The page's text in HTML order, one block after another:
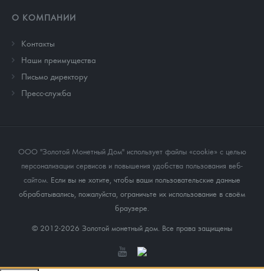
О КОМПАНИИ
Контакты
Наши преимущества
Письмо директору
Пресс-служба
ООО "Золотой Монетный Дом" использует файлы «cookie» с целью
персонализации сервисов и повышения удобства пользования веб-
сайтом. Если вы не хотите, чтобы ваши пользовательские данные
обрабатывались, пожалуйста, ограничьте их использование в своём
браузере.
© 2012-2026 Золотой монетный дом. Все права защищены